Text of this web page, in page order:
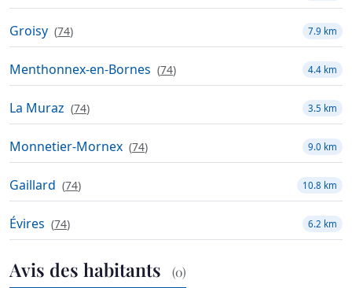
Groisy (74) 7.9 km
Menthonnex-en-Bornes (74) 4.4 km
La Muraz (74) 3.5 km
Monnetier-Mornex (74) 9.0 km
Gaillard (74) 10.8 km
Évires (74) 6.2 km
Avis des habitants (0)